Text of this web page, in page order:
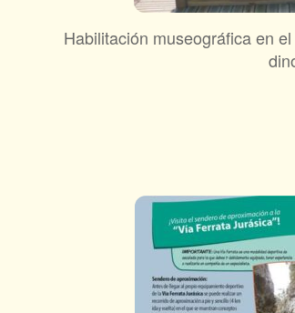
Habilitación museográfica en